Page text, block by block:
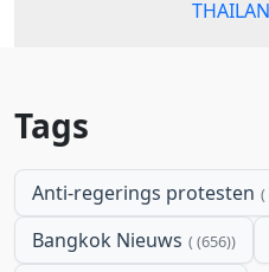
Tags
Anti-regerings protesten
Bangkok Nieuws (656)